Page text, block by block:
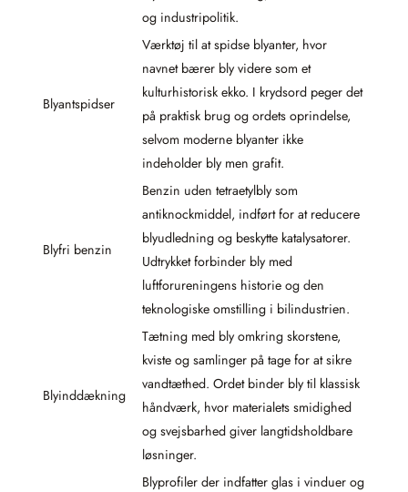
og industripolitik.
Blyantspidser
Værktøj til at spidse blyanter, hvor
navnet bærer bly videre som et
kulturhistorisk ekko. I krydsord peger det
på praktisk brug og ordets oprindelse,
selvom moderne blyanter ikke
indeholder bly men grafit.
Blyfri benzin
Benzin uden tetraetylbly som
antiknockmiddel, indført for at reducere
blyudledning og beskytte katalysatorer.
Udtrykket forbinder bly med
luftforureningens historie og den
teknologiske omstilling i bilindustrien.
Blyinddækning
Tætning med bly omkring skorstene,
kviste og samlinger på tage for at sikre
vandtæthed. Ordet binder bly til klassisk
håndværk, hvor materialets smidighed
og svejsbarhed giver langtidsholdbare
løsninger.
Blyprofiler der indfatter glas i vinduer og